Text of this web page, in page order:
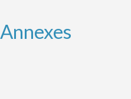
Annexes